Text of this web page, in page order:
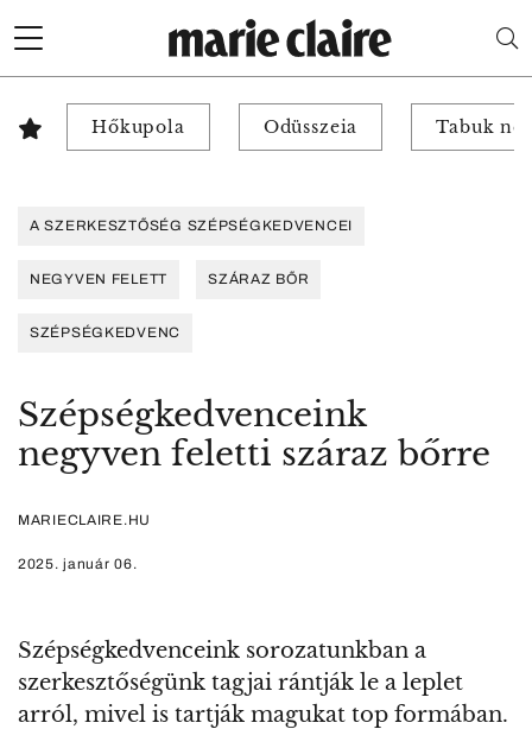
Hőkupola Odüsszeia Tabuk
A SZERKESZTŐSÉG SZÉPSÉGKEDVENCEI
NEGYVEN FELETT SZÁRAZ BŐR
SZÉPSÉGKEDVENC
Szépségkedvenceink
negyven feletti száraz bőrre
MARIECLAIRE.HU
2025. január 06.
Szépségkedvenceink sorozatunkban a
szerkesztőségünk tagjai rántják le a leplet
arról, mivel is tartják magukat top formában.